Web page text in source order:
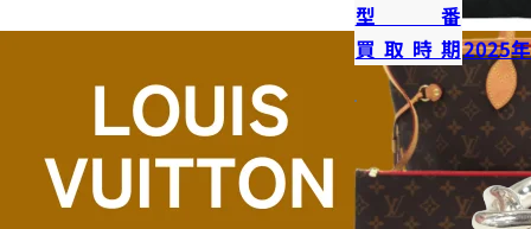
型番
買取時期2025